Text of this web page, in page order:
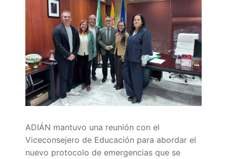
Inicio
Quiénes somos
Delegaciones
Adián Almería
Adián Cádiz
Adián Córdoba
Adián Granada
Noticias
Enlaces
Consejería de Educación
FEDADi
Contacto
Hazte Socio
ADIÁN mantuvo una reunión con el
Viceconsejero de Educación para abordar el
nuevo protocolo de emergencias que se